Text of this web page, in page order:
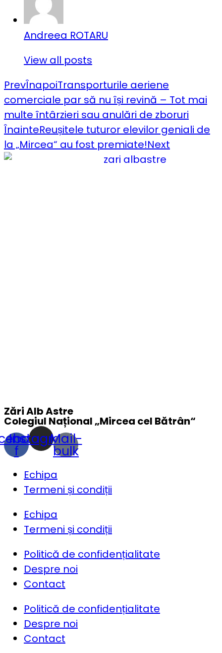
Andreea ROTARU
View all posts
PrevÎnapoiTransporturile aeriene
comerciale par să nu își revină – Tot mai
multe întârzieri sau anulări de zboruri
ÎnainteReușitele tuturor elevilor geniali de
la „Mircea“ au fost premiate!Next
Zări Alb Astre
Colegiul Național „Mircea cel Bătrân“
f
Instagram
Mail-
bulk
Echipa
Termeni și condiții
Echipa
Termeni și condiții
Politică de confidențialitate
Despre noi
Contact
Politică de confidențialitate
Despre noi
Contact